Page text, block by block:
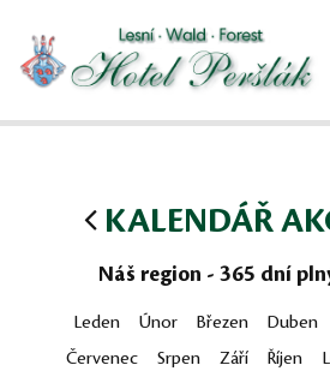
KALENDÁŘ
Náš region - 365 dní
Leden Únor Březen Duben
Červenec
Srpen Září Říjen